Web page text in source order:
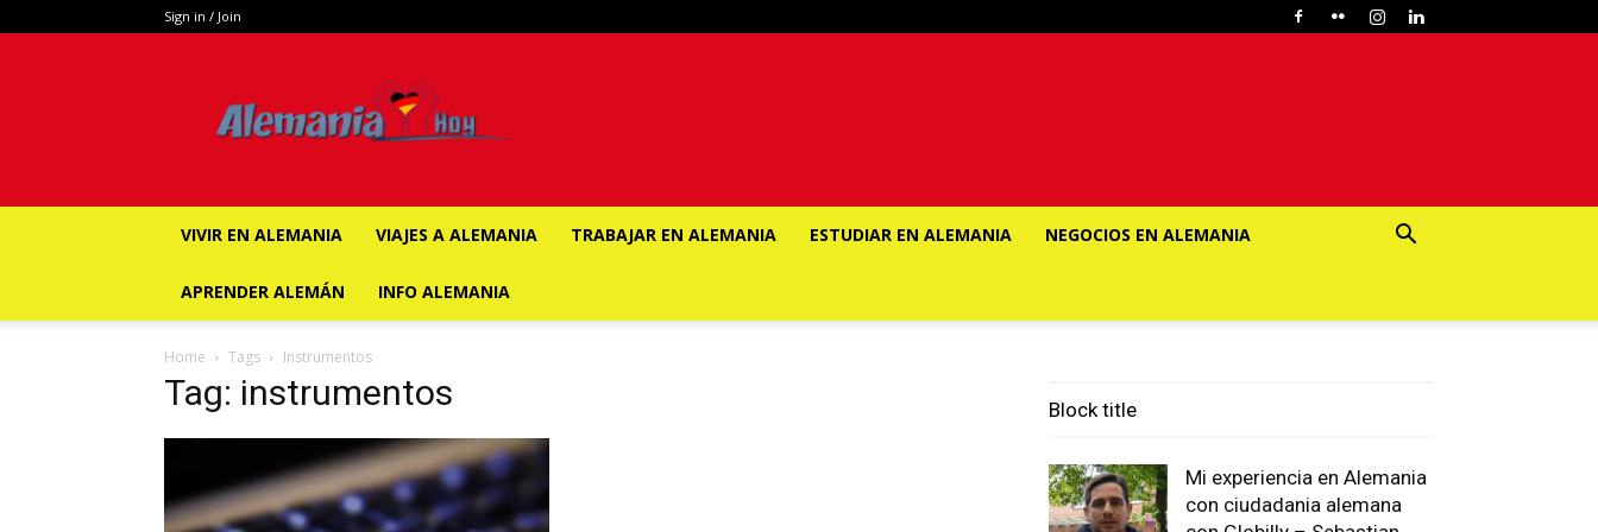
Sign in / Join
ALEMANIA
HOY
VIVIR EN ALEMANIA VIAJES A ALEMANIA TRABAJAR EN ALEMANIA ESTUDIAR EN ALEMANIA NEGOCIOS EN ALEMANIA
APRENDER ALEMÁN INFO ALEMANIA
Home Tags Instrumentos
Tag: instrumentos Block title
Mi experiencia en Alemania
con ciudadania alemana